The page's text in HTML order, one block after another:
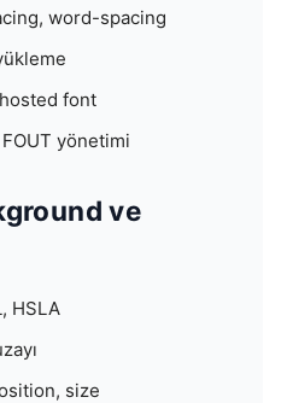
word-spacing
font
yönetimi
ve
HSLA
size